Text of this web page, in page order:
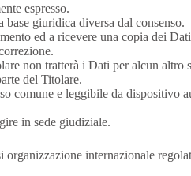
espresso.
giuridica diversa dal consenso.
ed a ricevere una copia dei
non tratterà i Dati per alcun altro
del Titolare.
comune e leggibile da dispositivo
in sede giudiziale.
internazionale